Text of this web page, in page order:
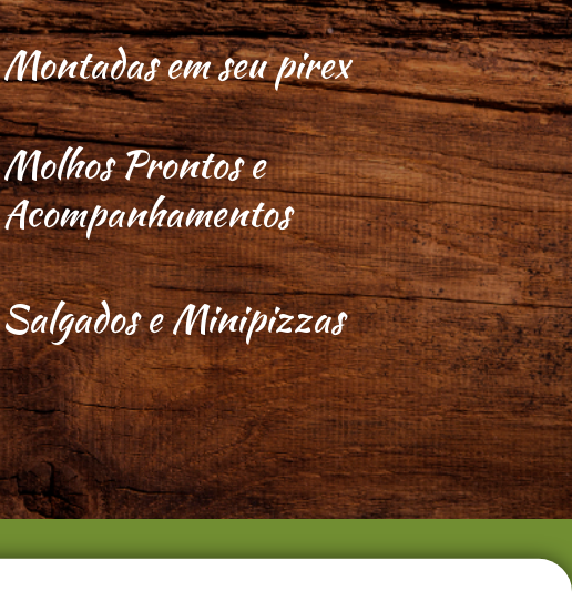
Montadas em seu pirex
Molhos Prontos e
Acompanhamentos
Salgados e Minipizzas